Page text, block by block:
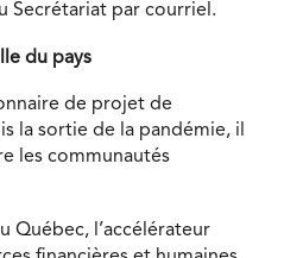
Secrétariat par courriel.
du pays
de projet de
la sortie de la pandémie, il
les communautés
Québec, l’accélérateur